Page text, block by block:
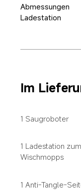
Abmessungen
Ladestation
Im
1 Saugroboter
1 Ladestation
Wischmopps
1 Anti-Tangle-